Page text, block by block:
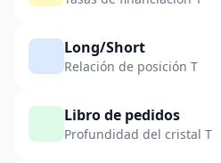
Long/Short
Relación de posición T
Libro de pedidos
Profundidad del cristal T